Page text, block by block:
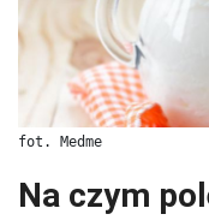
fot. Medme
Na czym